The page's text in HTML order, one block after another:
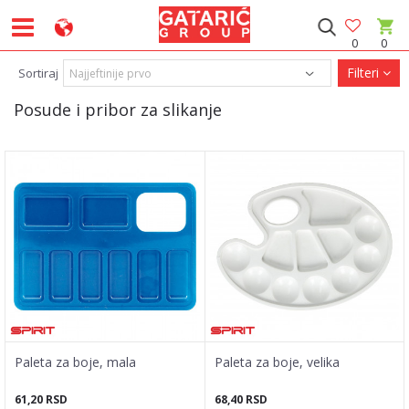
0
0
Posude i pribor za slikanje
Sortiraj Filteri
Paleta za boje, mala
61,20 RSD
Paleta za boje, velika
68,40 RSD